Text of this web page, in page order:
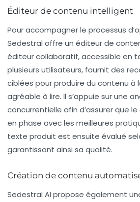
Éditeur de contenu intelligent
Pour accompagner le processus
Sedestral offre un éditeur de
éditeur collaboratif, accessible en
plusieurs utilisateurs, fournit des
ciblées pour produire du contenu à
agréable à lire. Il s’appuie sur une
concurrentielle afin d’assurer que
en phase avec les meilleures
texte produit est ensuite évalué
garantissant ainsi sa qualité.
Création de contenu
Sedestral AI propose également